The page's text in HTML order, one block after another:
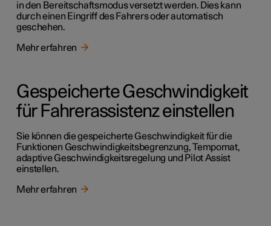
in den Bereitschaftsmodus versetzt werden. Dies kann
durch einen Eingriff des Fahrers oder automatisch
geschehen.
Mehr erfahren
Gespeicherte Geschwindigkeit
für Fahrerassistenz einstellen
Sie können die gespeicherte Geschwindigkeit für die
Funktionen Geschwindigkeitsbegrenzung, Tempomat,
adaptive Geschwindigkeitsregelung und Pilot Assist
einstellen.
Mehr erfahren